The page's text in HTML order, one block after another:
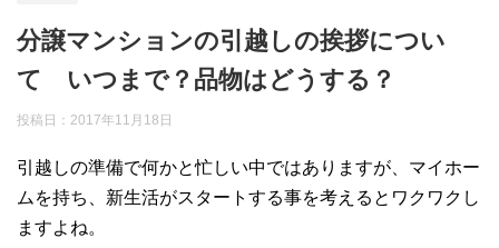
分譲マンションの引越しの挨拶につい
て いつまで？品物はどうする？
投稿日： 2017年11月18日
引越しの準備で何かと忙しい中ではありますが、マイホー
ムを持ち、新生活がスタートする事を考えるとワクワクし
ますよね。